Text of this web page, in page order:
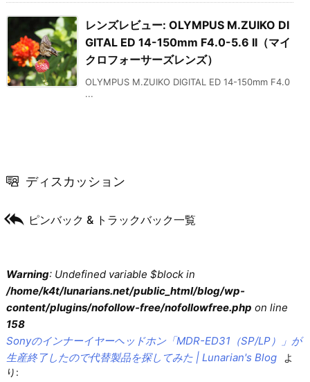
レンズレビュー: OLYMPUS M.ZUIKO DI
GITAL ED 14-150mm F4.0-5.6 II（マイ
クロフォーサーズレンズ）
OLYMPUS M.ZUIKO DIGITAL ED 14-150mm F4.0
...
ディスカッション
 ピンバック & トラックバック一覧
Warning: Undefined variable $block in
/home/k4t/lunarians.net/public_html/blog/wp-
content/plugins/nofollow-free/nofollowfree.php on line
158
Sonyのインナーイヤーヘッドホン「MDR-ED31（SP/LP）」が
生産終了したので代替製品を探してみた | Lunarian's Blog
よ
り: